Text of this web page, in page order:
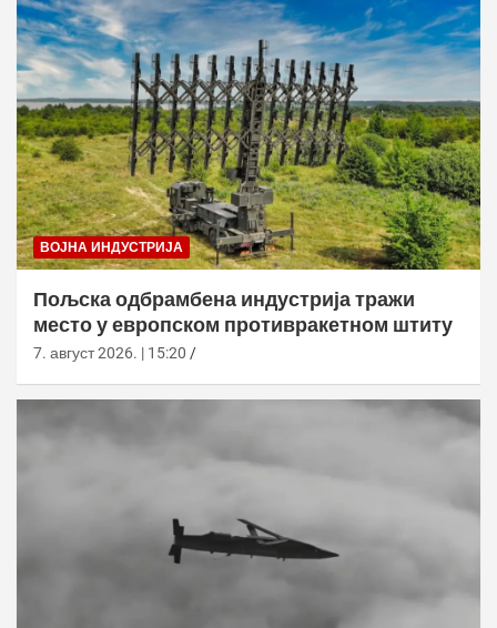
ВОЈНА ИНДУСТРИЈА
Пољска одбрамбена индустрија тражи
место у европском противракетном штиту
7. август 2026. | 15:20